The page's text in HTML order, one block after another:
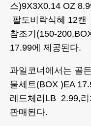
스)9X3X0.14 OZ
팔도비락식혜 12
참조기(150-
17.99에 제공된다.
과일코너에서는 골
물세트(BOX )EA
레드체리LB 2.99,
판매된다.